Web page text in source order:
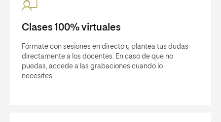
Clases 100% virtuales
Fórmate con sesiones en directo y plantea tus dudas
directamente a los docentes. En caso de que no
puedas, accede a las grabaciones cuando lo
necesites.